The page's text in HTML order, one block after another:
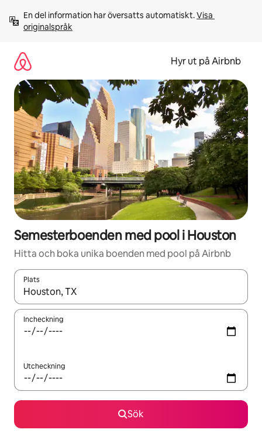
innehåll
En del information har översatts automatiskt. Visa
originalspråk
Hyr ut på Airbnb
Semesterboenden med pool i Houston
Hitta och boka unika boenden med pool på Airbnb
Plats
När resultaten är tillgängliga kan du navigera med upp- och
Incheckning
Utcheckning
Sök